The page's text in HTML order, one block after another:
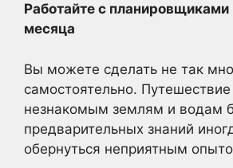
Работайте с планировщиками
месяца
Вы можете сделать не так
самостоятельно.
незнакомым землям и водам
предварительных знаний
обернуться неприятным